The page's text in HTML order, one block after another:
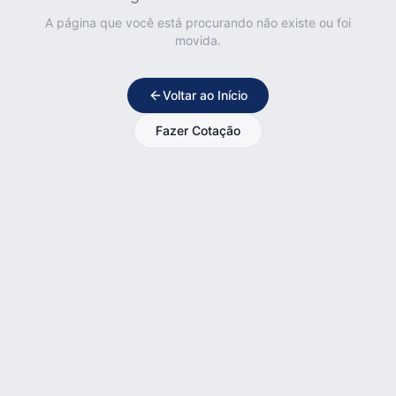
A página que você está procurando não existe ou foi
movida.
Voltar ao Início
Fazer Cotação